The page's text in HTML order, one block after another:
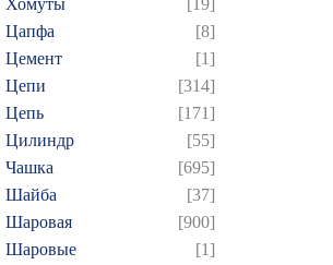
Хомуты
[19]
Цапфа
[8]
Цемент
[1]
Цепи
[314]
Цепь
[171]
Цилиндр
[55]
Чашка
[695]
Шайба
[37]
Шаровая
[900]
Шаровые
[1]